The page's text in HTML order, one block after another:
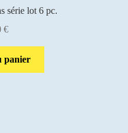
série lot 6 pc.
€
panier